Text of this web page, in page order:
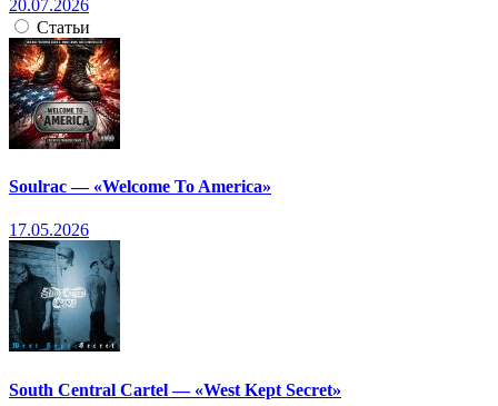
20.07.2026
Статьи
Soulrac — «Welcome To America»
17.05.2026
South Central Cartel — «West Kept Secret»